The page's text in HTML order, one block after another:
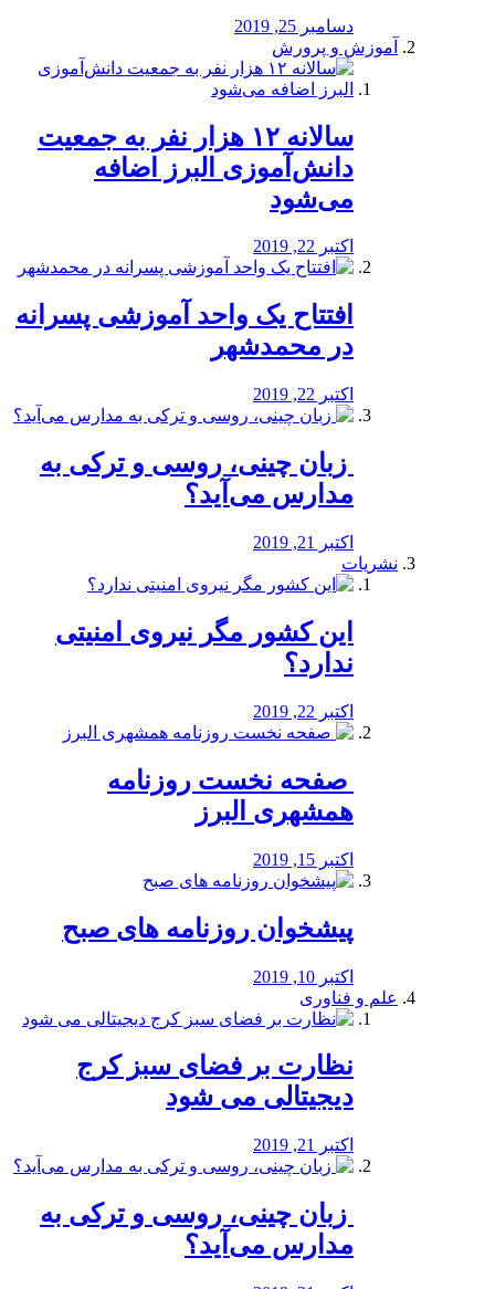
دسامبر 25, 2019
آموزش و پرورش
️سالانه ۱۲ هزار نفر به جمعیت
دانش‌آموزی البرز اضافه
می‌شود
اکتبر 22, 2019
افتتاح یک واحد آموزشی پسرانه
در محمدشهر
اکتبر 22, 2019
️ زبان چینی، روسی و ترکی به
مدارس می‌آید؟
اکتبر 21, 2019
نشریات
این کشور مگر نیروی امنیتی
ندارد؟
اکتبر 22, 2019
️ صفحه نخست روزنامه‌
همشهری البرز
اکتبر 15, 2019
پیشخوان روزنامه های صبح
اکتبر 10, 2019
علم و فناوری
نظارت بر فضای سبز کرج
دیجیتالی می شود
اکتبر 21, 2019
️ زبان چینی، روسی و ترکی به
مدارس می‌آید؟